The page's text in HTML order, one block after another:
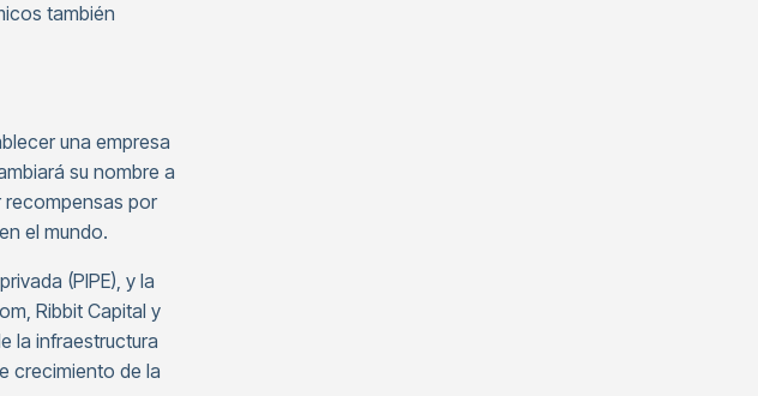
también
una empresa
su nombre a
recompensas por
el mundo.
(PIPE), y la
Ribbit Capital y
la infraestructura
crecimiento de la